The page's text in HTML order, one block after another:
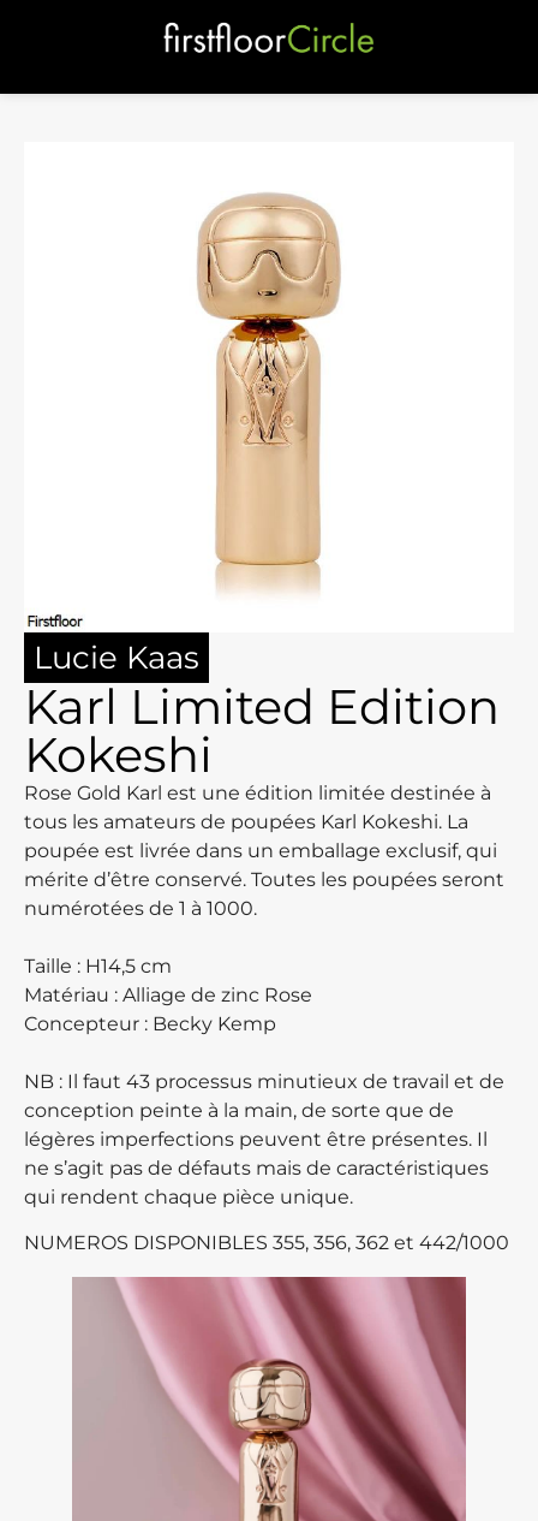
Lucie Kaas
Karl Limited Edition
Kokeshi
Rose Gold Karl est une édition limitée destinée à
tous les amateurs de poupées Karl Kokeshi. La
poupée est livrée dans un emballage exclusif, qui
mérite d’être conservé. Toutes les poupées seront
numérotées de 1 à 1000.
Taille : H14,5 cm
Matériau : Alliage de zinc Rose
Concepteur : Becky Kemp
NB : Il faut 43 processus minutieux de travail et de
conception peinte à la main, de sorte que de
légères imperfections peuvent être présentes. Il
ne s’agit pas de défauts mais de caractéristiques
qui rendent chaque pièce unique.
NUMEROS DISPONIBLES 355, 356, 362 et 442/1000